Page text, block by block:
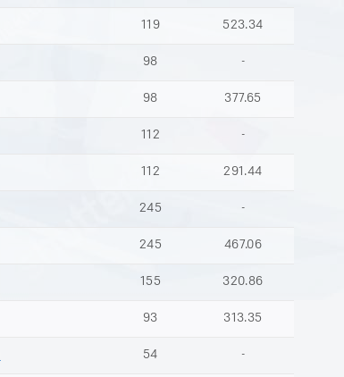
119 523.34
98 -
98 377.65
112 -
112 291.44
245 -
245 467.06
155 320.86
93 313.35
54 -